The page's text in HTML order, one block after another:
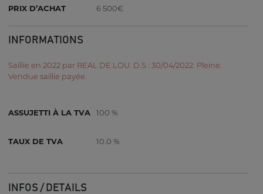
PRIX D’ACHAT
6 500€
INFORMATIONS
Saillie en 2022 par REAL DE LOU. D.S : 30/04/2022. Pleine.
Vendue saillie payée.
ASSUJETTI À LA TVA 100 %
TAUX DE TVA 10.0 %
INFOS / DETAILS